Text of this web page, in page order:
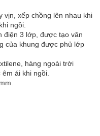
vịn, xếp chồng lên nhau khi
ngồi.
điện 3 lớp, được tạo vân
của khung được phủ lớp
hàng ngoài trời
ái khi ngồi.